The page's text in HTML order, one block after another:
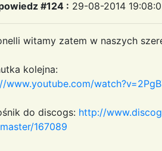
#124 : 29-08-2014
witamy zatem w naszych
kolejna:
www.youtube.com/
do discogs: http://
167089